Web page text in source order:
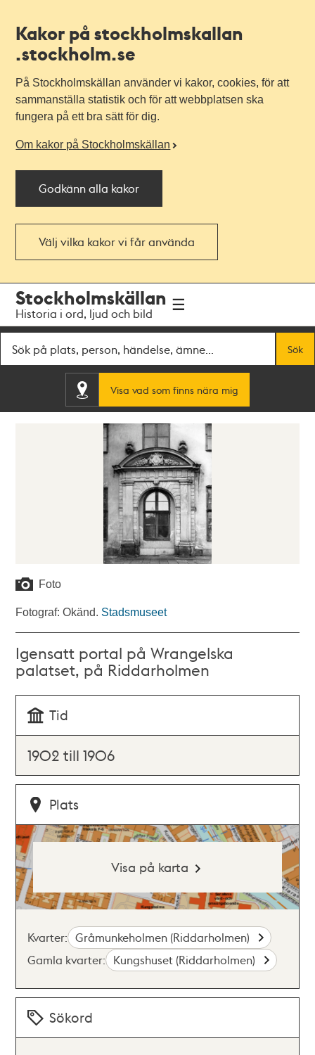
Kakor på stockholmskallan
.stockholm.se
På Stockholmskällan använder vi kakor, cookies, för att
sammanställa statistik och för att webbplatsen ska
fungera på ett bra sätt för dig.
Om kakor på Stockholmskällan
Godkänn alla kakor
Välj vilka kakor vi får använda
navigationen
huvudinnehållet
Stockholmskällan
Historia i ord, ljud och bild
Sök
Visa vad som finns nära mig
Foto
Fotograf: Okänd. Stadsmuseet
Igensatt portal på Wrangelska
palatset, på Riddarholmen
Tid
1902 till 1906
Plats
Visa på karta
Kvarter: Gråmunkeholmen (Riddarholmen)
Gamla kvarter: Kungshuset (Riddarholmen)
Sökord